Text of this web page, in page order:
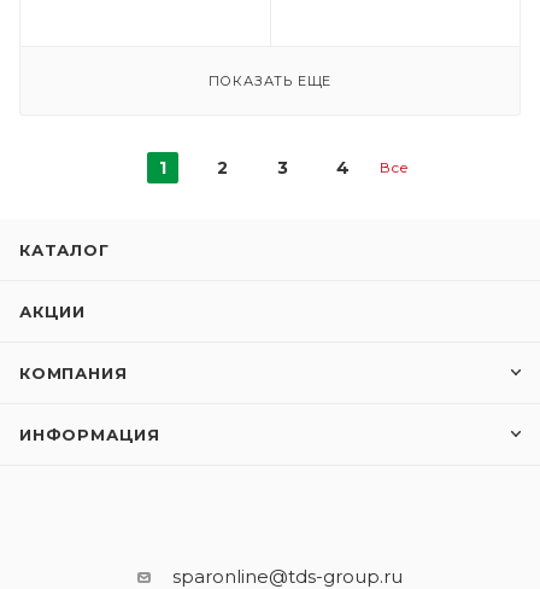
ПОКАЗАТЬ ЕЩЕ
1 2 3 4 Все
КАТАЛОГ
АКЦИИ
КОМПАНИЯ
ИНФОРМАЦИЯ
sparonline@tds-group.ru